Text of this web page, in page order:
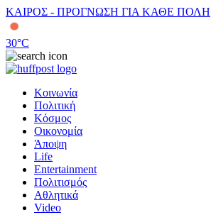
ΚΑΙΡΟΣ - ΠΡΟΓΝΩΣΗ ΓΙΑ ΚΑΘΕ ΠΟΛΗ
30°C
Κοινωνία
Πολιτική
Κόσμος
Οικονομία
Άποψη
Life
Entertainment
Πολιτισμός
Αθλητικά
Video